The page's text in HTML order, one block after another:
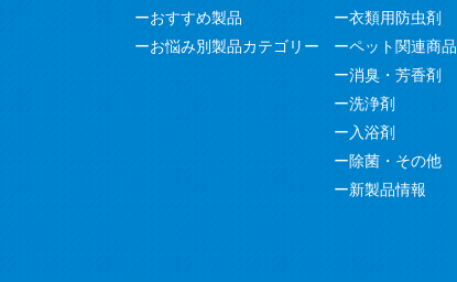
おすすめ製品
お悩み別製品カテゴリー
衣類用防虫剤
ペット関連商品
消臭・芳香剤
洗浄剤
入浴剤
除菌・その他
新製品情報